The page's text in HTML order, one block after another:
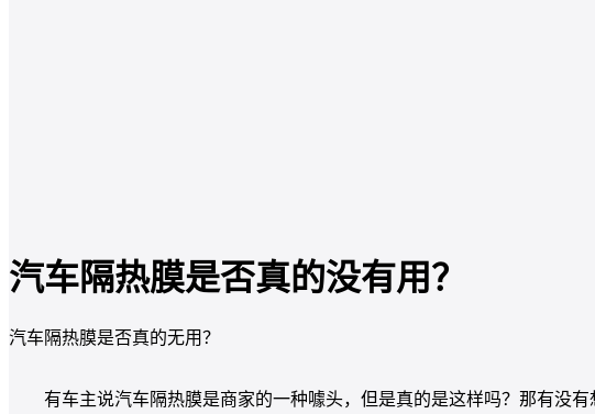
汽车隔热膜是否真的没有用？
汽车隔热膜是否真的无用？
有车主说汽车隔热膜是商家的一种噱头，但是真的是这样吗？那有没